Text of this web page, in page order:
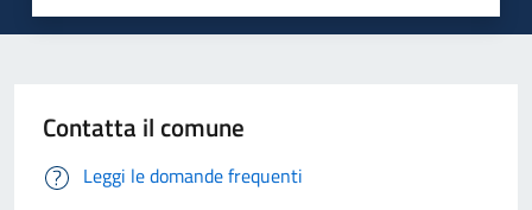
Contatta il comune
Leggi le domande frequenti